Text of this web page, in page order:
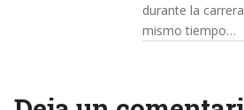
durante la
mismo tiempo…